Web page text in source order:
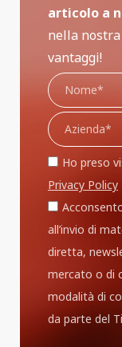
articolo a
nella
vantaggi!
Ho preso
Privacy Policy
all’invio di
diretta,
mercato o di
modalità di
da parte del